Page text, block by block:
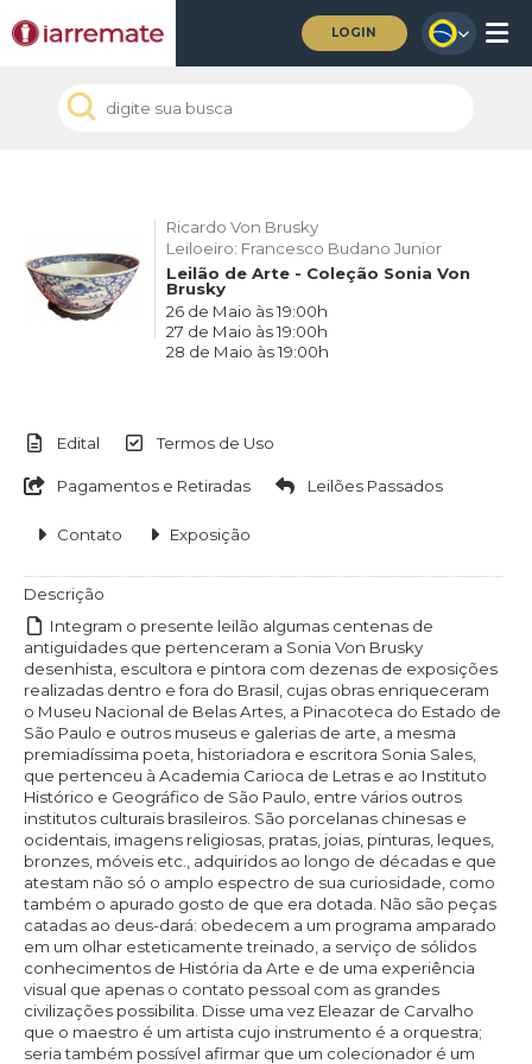
LOGIN
Ricardo Von Brusky
Leiloeiro: Francesco Budano Junior
Leilão de Arte - Coleção Sonia Von
Brusky
26 de Maio às 19:00h
27 de Maio às 19:00h
28 de Maio às 19:00h
Edital Termos de Uso
Pagamentos e Retiradas Leilões Passados
Contato Exposição
Descrição
Integram o presente leilão algumas centenas de
antiguidades que pertenceram a Sonia Von Brusky
desenhista, escultora e pintora com dezenas de exposições
realizadas dentro e fora do Brasil, cujas obras enriqueceram
o Museu Nacional de Belas Artes, a Pinacoteca do Estado de
São Paulo e outros museus e galerias de arte, a mesma
premiadíssima poeta, historiadora e escritora Sonia Sales,
que pertenceu à Academia Carioca de Letras e ao Instituto
Histórico e Geográfico de São Paulo, entre vários outros
institutos culturais brasileiros. São porcelanas chinesas e
ocidentais, imagens religiosas, pratas, joias, pinturas, leques,
bronzes, móveis etc., adquiridos ao longo de décadas e que
atestam não só o amplo espectro de sua curiosidade, como
também o apurado gosto de que era dotada. Não são peças
catadas ao deus-dará: obedecem a um programa amparado
em um olhar esteticamente treinado, a serviço de sólidos
conhecimentos de História da Arte e de uma experiência
visual que apenas o contato pessoal com as grandes
civilizações possibilita. Disse uma vez Eleazar de Carvalho
que o maestro é um artista cujo instrumento é a orquestra;
seria também possível afirmar que um colecionador é um